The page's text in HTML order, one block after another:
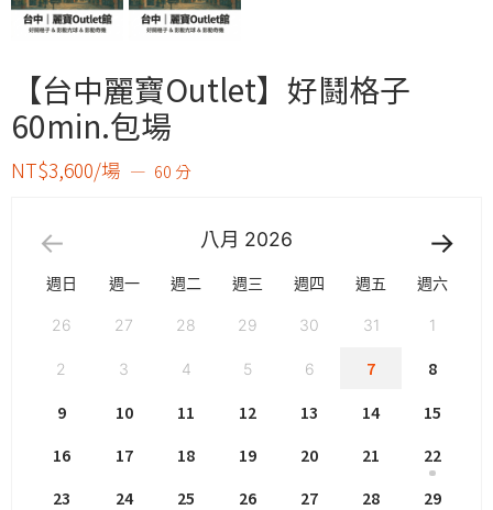
【台中麗寶Outlet】好鬪格子
60min.包場
NT$3,600/場 60 分
八月 2026
週日 週一 週二 週三 週四 週五 週六
26 27 28 29 30 31 1
2 3 4 5 6 7
8
9
10 11 12 13 14
15
16
17 18 19 20 21
22
23
24 25 26 27 28
29